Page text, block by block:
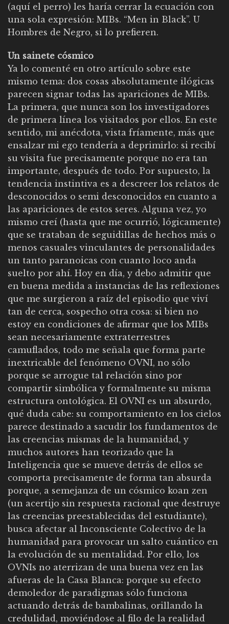
(aquí el perro) les haría cerrar la ecuación con
una sola expresión: MIBs. “Men in Black”. U
Hombres de Negro, si lo prefieren.
Un sainete cósmico
Ya lo comenté en otro artículo sobre este
mismo tema: dos cosas absolutamente ilógicas
parecen signar todas las apariciones de MIBs.
La primera, que nunca son los investigadores
de primera línea los visitados por ellos. En este
sentido, mi anécdota, vista fríamente, más que
ensalzar mi ego tendería a deprimirlo: si recibí
su visita fue precisamente porque no era tan
importante, después de todo. Por supuesto, la
tendencia instintiva es a descreer los relatos de
desconocidos o semi desconocidos en cuanto a
las apariciones de estos seres. Alguna vez, yo
mismo creí (hasta que me ocurrió, lógicamente)
que se trataban de seguidillas de hechos más o
menos casuales vinculantes de personalidades
un tanto paranoicas con cuanto loco anda
suelto por ahí. Hoy en día, y debo admitir que
en buena medida a instancias de las reflexiones
que me surgieron a raíz del episodio que viví
tan de cerca, sospecho otra cosa: si bien no
estoy en condiciones de afirmar que los MIBs
sean necesariamente extraterrestres
camuflados, todo me señala que forma parte
inextricable del fenómeno OVNI, no sólo
porque se arrogue tal relación sino por
compartir simbólica y formalmente su misma
estructura ontológica. El OVNI es un absurdo,
qué duda cabe: su comportamiento en los cielos
parece destinado a sacudir los fundamentos de
las creencias mismas de la humanidad, y
muchos autores han teorizado que la
Inteligencia que se mueve detrás de ellos se
comporta precisamente de forma tan absurda
porque, a semejanza de un cósmico koan zen
(un acertijo sin respuesta racional que destruye
las creencias preestablecidas del estudiante),
busca afectar al Inconsciente Colectivo de la
humanidad para provocar un salto cuántico en
la evolución de su mentalidad. Por ello, los
OVNIs no aterrizan de una buena vez en las
afueras de la Casa Blanca: porque su efecto
demoledor de paradigmas sólo funciona
actuando detrás de bambalinas, orillando la
credulidad, moviéndose al filo de la realidad